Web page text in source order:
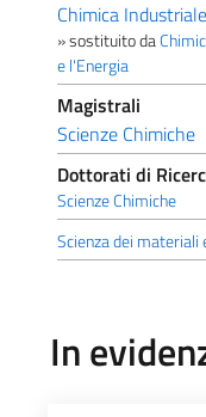
Chimica Industriale
» sostituito da
e l'Energia
Magistrali
Scienze Chimiche
Dottorati di
Scienze Chimiche
Scienza dei materiali
In